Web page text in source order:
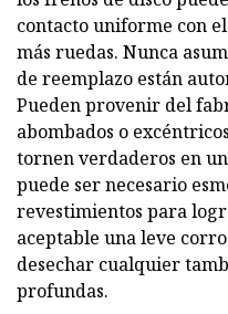
contacto uniforme con
más ruedas. Nunca
de reemplazo están
Pueden provenir del
abombados o
tornen verdaderos en
puede ser necesario
revestimientos para
aceptable una leve
desechar cualquier
profundas.